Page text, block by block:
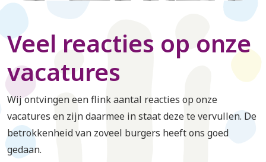
Veel reacties op onze
vacatures
Wij ontvingen een flink aantal reacties op onze
vacatures en zijn daarmee in staat deze te vervullen. De
betrokkenheid van zoveel burgers heeft ons goed
gedaan.